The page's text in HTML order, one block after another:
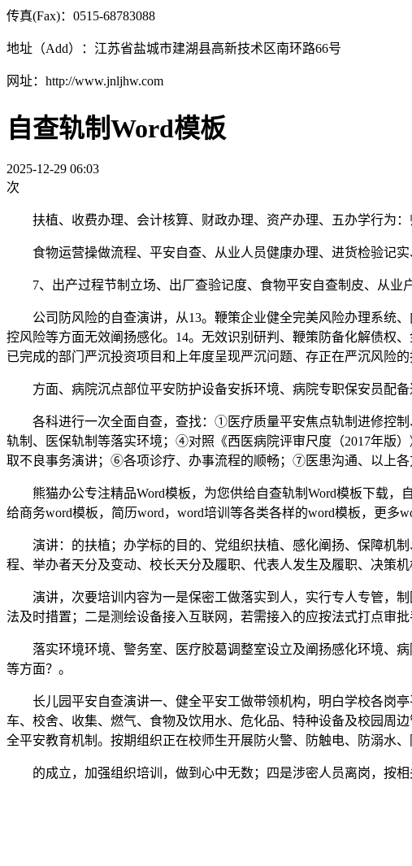
传真(Fax)：0515-68783088
地址（Add）：江苏省盐城市建湖县高新技术区南环路66号
网址：http://www.jnljhw.com
自查轨制Word模板
2025-12-29 06:03
次
扶植、收费办理、会计核算、财政办理、资产办理、五办学行为：
食物运营操做流程、平安自查、从业人员健康办理、进货检验记实
7、出产过程节制立场、出厂查验记度、食物平安自查制皮、从业
公司防风险的自查演讲，从13。鞭策企业健全完美风险办理系统、
控风险等方面无效阐扬感化。14。无效识别研判、鞭策防备化解债权
已完成的部门严沉投资项目和上年度呈现严沉问题、存正在严沉风险
方面、病院沉点部位平安防护设备安拆环境、病院专职保安员配备
各科进行一次全面自查，查找：①医疗质量平安焦点轨制进修控制
轨制、医保轨制等落实环境；④对照《西医病院评审尺度（2017年版
取不良事务演讲；⑥各项诊疗、办事流程的顺畅；⑦医患沟通、以上
熊猫办公专注精品Word模板，为您供给自查轨制Word模板下载，
给商务word模板，简历word，word培训等各类各样的word模板，更多
演讲：的扶植；办学标的目的、党组织扶植、感化阐扬、保障机制
程、举办者天分及变动、校长天分及履职、代表人发生及履职、决策
演讲，次要培训内容为一是保密工做落实到人，实行专人专管，制
法及时措置；二是测绘设备接入互联网，若需接入的应按法式打点审
落实环境环境、警务室、医疗胶葛调整室设立及阐扬感化环境、病
等方面？。
长儿园平安自查演讲一、健全平安工做带领机构，明白学校各岗亭
车、校舍、收集、燃气、食物及饮用水、危化品、特种设备及校园周
全平安教育机制。按期组织正在校师生开展防火警、防触电、防溺水
的成立，加强组织培训，做到心中无数；四是涉密人员离岗，按相